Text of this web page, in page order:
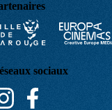
sociaux